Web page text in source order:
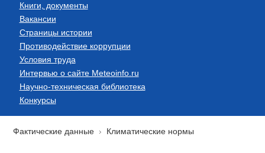
Книги, документы
Вакансии
Страницы истории
Противодействие коррупции
Условия труда
Интервью о сайте Meteoinfo.ru
Научно-техническая библиотека
Конкурсы
Фактические данные Климатические нормы